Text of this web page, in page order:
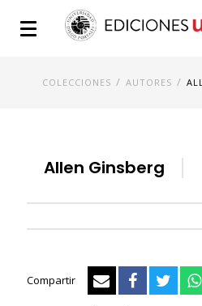
COLECCIONES /AUTORES /
Allen Ginsberg
Compartir